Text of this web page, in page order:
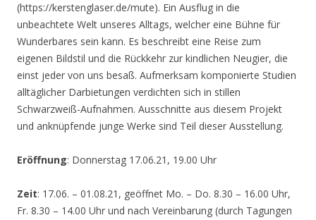
(https://kerstenglaser.de/mute). Ein Ausflug in die
unbeachtete Welt unseres Alltags, welcher eine Bühne für
Wunderbares sein kann. Es beschreibt eine Reise zum
eigenen Bildstil und die Rückkehr zur kindlichen Neugier, die
einst jeder von uns besaß. Aufmerksam komponierte Studien
alltäglicher Darbietungen verdichten sich in stillen
Schwarzweiß-Aufnahmen. Ausschnitte aus diesem Projekt
und anknüpfende junge Werke sind Teil dieser Ausstellung.
Eröffnung: Donnerstag 17.06.21, 19.00 Uhr
Zeit: 17.06. – 01.08.21, geöffnet Mo. – Do. 8.30 – 16.00 Uhr,
Fr. 8.30 – 14.00 Uhr und nach Vereinbarung (durch Tagungen